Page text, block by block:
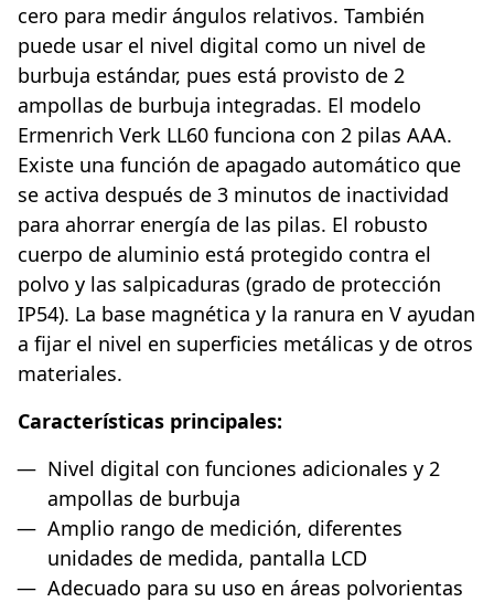
cero para medir ángulos relativos. También
puede usar el nivel digital como un nivel de
burbuja estándar, pues está provisto de 2
ampollas de burbuja integradas. El modelo
Ermenrich Verk LL60 funciona con 2 pilas AAA.
Existe una función de apagado automático que
se activa después de 3 minutos de inactividad
para ahorrar energía de las pilas. El robusto
cuerpo de aluminio está protegido contra el
polvo y las salpicaduras (grado de protección
IP54). La base magnética y la ranura en V ayudan
a fijar el nivel en superficies metálicas y de otros
materiales.
Características principales:
Nivel digital con funciones adicionales y 2
ampollas de burbuja
Amplio rango de medición, diferentes
unidades de medida, pantalla LCD
Adecuado para su uso en áreas polvorientas